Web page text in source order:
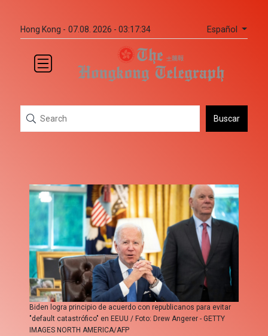
Hong Kong - 07.08. 2026 - 03:17:34 Español
Buscar
Biden logra principio de acuerdo con republicanos para evitar
"default catastrófico" en EEUU / Foto: Drew Angerer - GETTY
IMAGES NORTH AMERICA/AFP